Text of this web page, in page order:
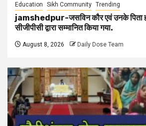
Education Sikh Community Trending
jamshedpur-जसविन कौर एवं उनके पिता
सीजीपीसी द्वारा सम्मानित किया गया.
August 8, 2026 Daily Dose Team